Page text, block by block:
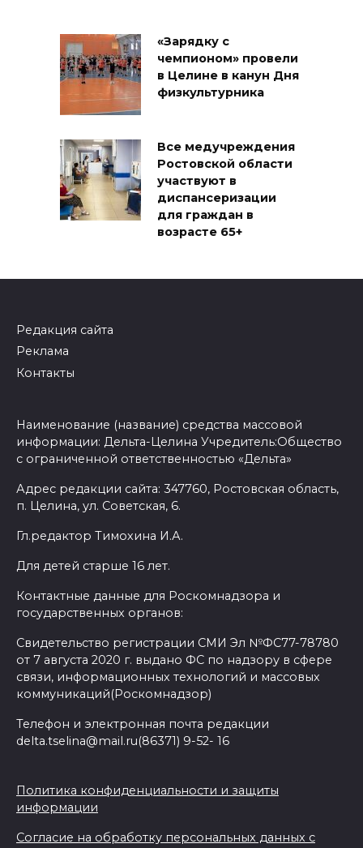
«Зарядку с
чемпионом» провели
в Целине в канун Дня
физкультурника
Все медучреждения
Ростовской области
участвуют в
диспансеризации
для граждан в
возрасте 65+
Редакция сайта
Реклама
Контакты
Наименование (название) средства массовой
информации: Дельта-Целина Учредитель:Общество
с ограниченной ответственностью «Дельта»
Адрес редакции сайта: 347760, Ростовская область,
п. Целина, ул. Советская, 6.
Гл.редактор Тимохина И.А.
Для детей старше 16 лет.
Контактные данные для Роскомнадзора и
государственных органов:
Свидетельство регистрации СМИ Эл №ФС77-78780
от 7 августа 2020 г. выдано ФС по надзору в сфере
связи, информационных технологий и массовых
коммуникаций(Роскомнадзор)
Телефон и электронная почта редакции
delta.tselina@mail.ru(86371) 9-52- 16
Политика конфиденциальности и защиты
информации
Согласие на обработку персональных данных с